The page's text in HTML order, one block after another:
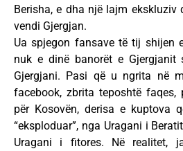
Berisha, e dha një lajm ekskluziv
vendi Gjergjan.
Ua spjegon fansave të tij shijen
nuk e dinë banorët e Gjergjanit
Gjergjani. Pasi që u ngrita në
facebook, zbrita teposhtë
për Kosovën, derisa e kuptova
“eksploduar”, nga Uragani i
Uragani i fitores. Në realitet,